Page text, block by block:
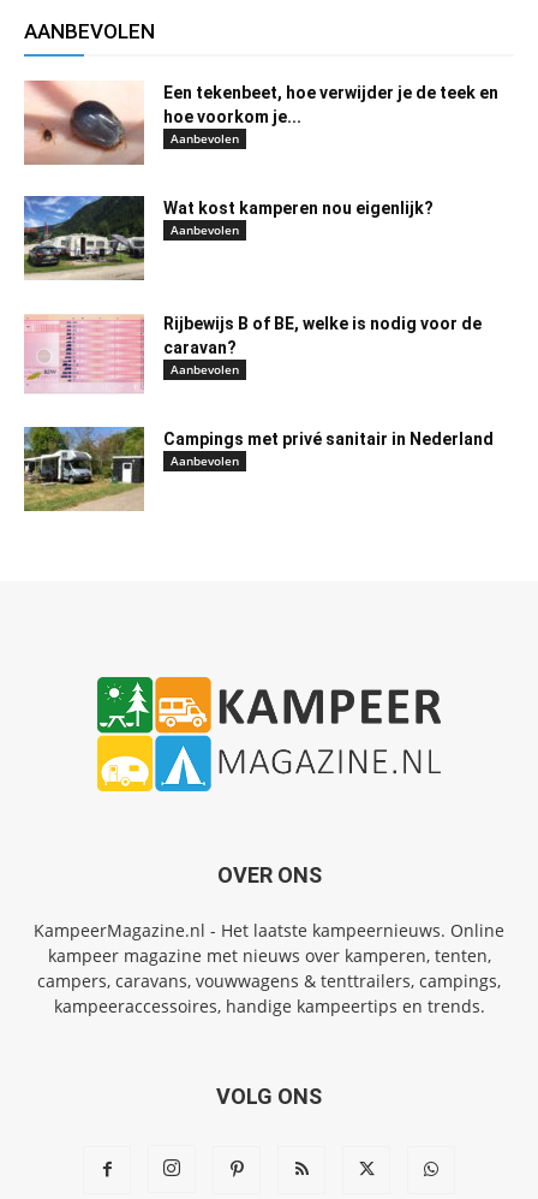
AANBEVOLEN
Een tekenbeet, hoe verwijder je de teek en
hoe voorkom je...
Aanbevolen
Wat kost kamperen nou eigenlijk?
Aanbevolen
Rijbewijs B of BE, welke is nodig voor de
caravan?
Aanbevolen
Campings met privé sanitair in Nederland
Aanbevolen
OVER ONS
KampeerMagazine.nl - Het laatste kampeernieuws. Online
kampeer magazine met nieuws over kamperen, tenten,
campers, caravans, vouwwagens & tenttrailers, campings,
kampeeraccessoires, handige kampeertips en trends.
VOLG ONS